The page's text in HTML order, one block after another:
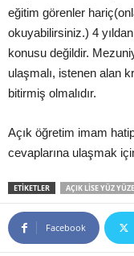
eğitim görenler
okuyabilirsiniz.) 4
konusu değildir.
ulaşmalı, istenen alan
bitirmiş olmalıdır.
Açık öğretim imam
cevaplarına ulaşmak
ETIKETLER AÇIK LISE YÜZ
Facebook